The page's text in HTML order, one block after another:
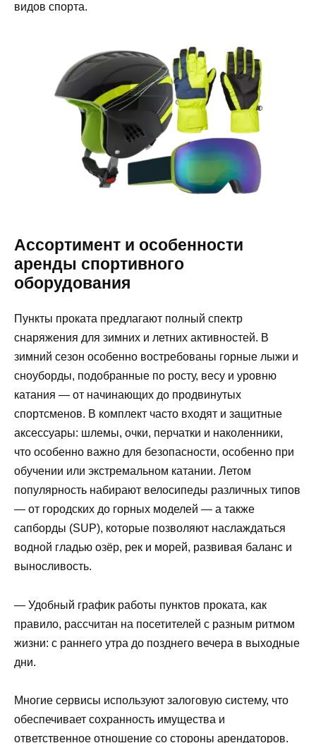
видов спорта.
Ассортимент и особенности
аренды спортивного
оборудования
Пункты проката предлагают полный спектр
снаряжения для зимних и летних активностей. В
зимний сезон особенно востребованы горные лыжи и
сноуборды, подобранные по росту, весу и уровню
катания — от начинающих до продвинутых
спортсменов. В комплект часто входят и защитные
аксессуары: шлемы, очки, перчатки и наколенники,
что особенно важно для безопасности, особенно при
обучении или экстремальном катании. Летом
популярность набирают велосипеды различных типов
— от городских до горных моделей — а также
сапборды (SUP), которые позволяют наслаждаться
водной гладью озёр, рек и морей, развивая баланс и
выносливость.
— Удобный график работы пунктов проката, как
правило, рассчитан на посетителей с разным ритмом
жизни: с раннего утра до позднего вечера в выходные
дни.
Многие сервисы используют залоговую систему, что
обеспечивает сохранность имущества и
ответственное отношение со стороны арендаторов.